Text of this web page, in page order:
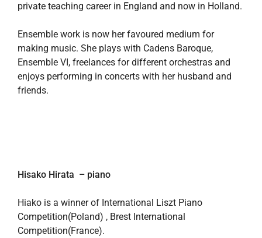
private teaching career in England and now in Holland.
Ensemble work is now her favoured medium for
making music. She plays with Cadens Baroque,
Ensemble VI, freelances for different orchestras and
enjoys performing in concerts with her husband and
friends.
Hisako Hirata – piano
Hiako is a winner of International Liszt Piano
Competition(Poland) , Brest International
Competition(France).